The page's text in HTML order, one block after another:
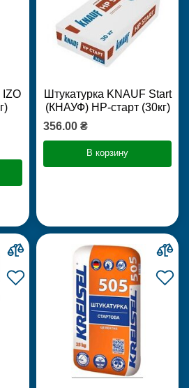
IZO
Штукатурка KNAUF Start
(КНАУФ) НР-старт (30кг)
356.00 ₴
В корзину